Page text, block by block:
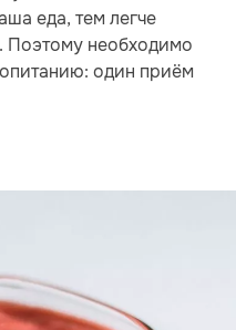
еда, тем легче
Поэтому необходимо
один приём